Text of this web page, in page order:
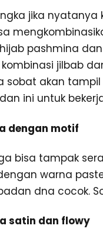
jika
pashmina
kombinasi jilbab
sobat akan
ini untuk
dengan motif
bisa tampak
warna
dna cocok.
satin dan flowy